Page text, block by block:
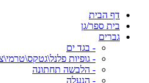
דף הבית
בית ספר/גן
גברים
- בגד ים
- גופיות
- הלבשה תחתונה
- הנעלה